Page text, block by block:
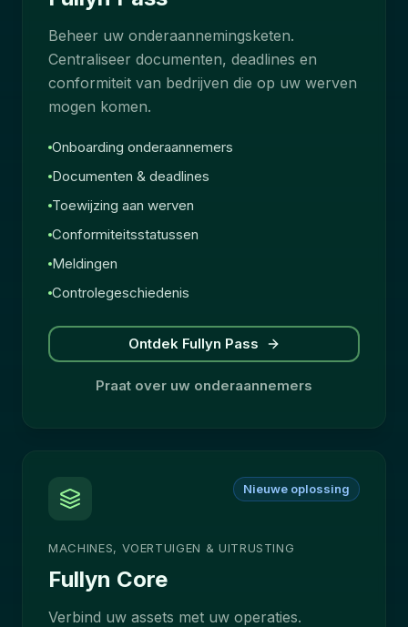
Beheer uw onderaannemingsketen.
Centraliseer documenten, deadlines en
conformiteit van bedrijven die op uw werven
mogen komen.
Onboarding onderaannemers
Documenten & deadlines
Toewijzing aan werven
Conformiteitsstatussen
Meldingen
Controlegeschiedenis
Ontdek Fullyn Pass
Praat over uw onderaannemers
Nieuwe oplossing
MACHINES, VOERTUIGEN & UITRUSTING
Fullyn Core
Verbind uw assets met uw operaties.